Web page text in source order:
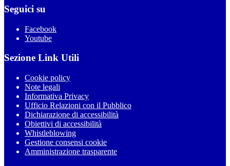
Seguici su
Facebook
Youtube
Sezione Link Utili
Cookie policy
Note legali
Informativa Privacy
Ufficio Relazioni con il Pubblico
Dichiarazione di accessibilità
Obiettivi di accessibilità
Whistleblowing
Gestione consensi cookie
Amministrazione trasparente